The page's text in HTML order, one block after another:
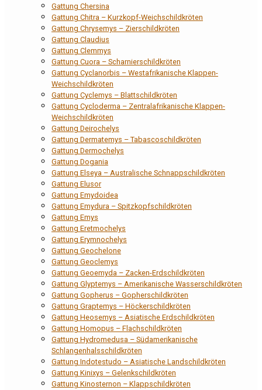
Gattung Chersina
Gattung Chitra – Kurzkopf-Weichschildkröten
Gattung Chrysemys – Zierschildkröten
Gattung Claudius
Gattung Clemmys
Gattung Cuora – Scharnierschildkröten
Gattung Cyclanorbis – Westafrikanische Klappen-
Weichschildkröten
Gattung Cyclemys – Blattschildkröten
Gattung Cycloderma – Zentralafrikanische Klappen-
Weichschildkröten
Gattung Deirochelys
Gattung Dermatemys – Tabascoschildkröten
Gattung Dermochelys
Gattung Dogania
Gattung Elseya – Australische Schnappschildkröten
Gattung Elusor
Gattung Emydoidea
Gattung Emydura – Spitzkopfschildkröten
Gattung Emys
Gattung Eretmochelys
Gattung Erymnochelys
Gattung Geochelone
Gattung Geoclemys
Gattung Geoemyda – Zacken-Erdschildkröten
Gattung Glyptemys – Amerikanische Wasserschildkröten
Gattung Gopherus – Gopherschildkröten
Gattung Graptemys – Höckerschildkröten
Gattung Heosemys – Asiatische Erdschildkröten
Gattung Homopus – Flachschildkröten
Gattung Hydromedusa – Südamerikanische
Schlangenhalsschildkröten
Gattung Indotestudo – Asiatische Landschildkröten
Gattung Kinixys – Gelenkschildkröten
Gattung Kinosternon – Klappschildkröten